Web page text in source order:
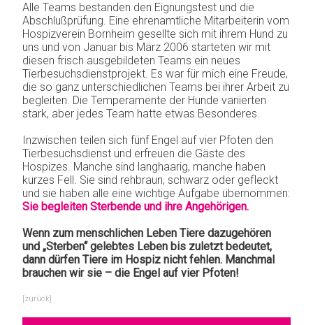
Alle Teams bestanden den Eignungstest und die
Abschlußprüfung. Eine ehrenamtliche Mitarbeiterin vom
Hospizverein Bornheim gesellte sich mit ihrem Hund zu
uns und von Januar bis März 2006 starteten wir mit
diesen frisch ausgebildeten Teams ein neues
Tierbesuchsdienstprojekt. Es war für mich eine Freude,
die so ganz unterschiedlichen Teams bei ihrer Arbeit zu
begleiten. Die Temperamente der Hunde variierten
stark, aber jedes Team hatte etwas Besonderes.
Inzwischen teilen sich fünf Engel auf vier Pfoten den
Tierbesuchsdienst und erfreuen die Gäste des
Hospizes. Manche sind langhaarig, manche haben
kurzes Fell. Sie sind rehbraun, schwarz oder gefleckt
und sie haben alle eine wichtige Aufgabe übernommen:
Sie begleiten Sterbende und ihre Angehörigen.
Wenn zum menschlichen Leben Tiere dazugehören
und „Sterben“ gelebtes Leben bis zuletzt bedeutet,
dann dürfen Tiere im Hospiz nicht fehlen. Manchmal
brauchen wir sie – die Engel auf vier Pfoten!
[zurück]